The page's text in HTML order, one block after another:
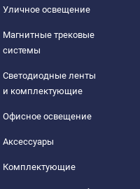
Уличное освещение
Магнитные трековые
системы
Светодиодные ленты
и комплектующие
Офисное освещение
Аксессуары
Комплектующие